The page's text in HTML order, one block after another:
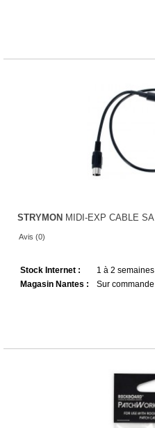
STRYMON MIDI-EXP CABLE SA
Avis (0)
Stock Internet :
1 à 2 semaines
Magasin Nantes :
Sur commande